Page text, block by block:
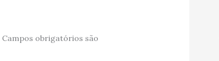
Campos obrigatórios são